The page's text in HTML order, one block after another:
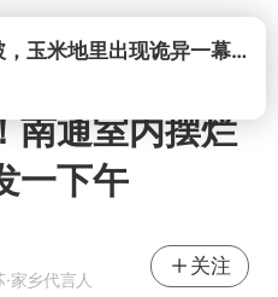
打开
南通室内摆烂
一下午
·家乡代言人
关注